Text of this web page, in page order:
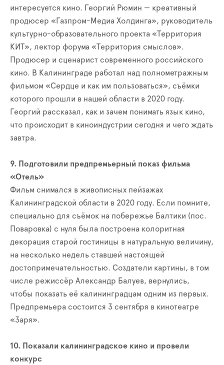
интересуется кино. Георгий Рюмин — креативный
продюсер «Газпром-Медиа Холдинга», руководитель
культурно-образовательного проекта «Территория
КИТ», лектор форума «Территория смыслов».
Продюсер и сценарист современного российского
кино. В Калининграде работал над полнометражным
фильмом «Сердце и как им пользоваться», съёмки
которого прошли в нашей области в 2020 году.
Георгий рассказал, как и зачем понимать язык кино,
что происходит в киноиндустрии сегодня и чего ждать
завтра.
9. Подготовили предпремьерный показ фильма
«Отель»
Фильм снимался в живописных пейзажах
Калининградской области в 2020 году. Если помните,
специально для съёмок на побережье Балтики (пос.
Поваровка) с нуля была построена колоритная
декорация старой гостиницы в натуральную величину,
на несколько недель ставшей настоящей
достопримечательностью. Создатели картины, в том
числе режиссёр Александр Балуев, вернулись,
чтобы показать её калининградцам одним из первых.
Предпремьера состоится 3 сентября в кинотеатре
«Заря».
10. Показали калининградское кино и провели
конкурс